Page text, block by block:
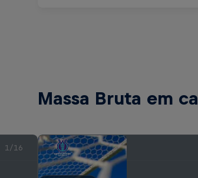
Massa Bruta em
1/16